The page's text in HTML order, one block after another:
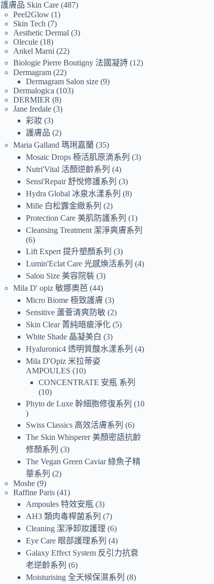
護膚品 Skin Care 487
Peel2Glow 1
Skin Tech
7
Aesthetic Dermal 3
Olecule 18
Ankel Marni
22
Biologie Pierre Boutigny 法國凝詩 12
Dermagram 22
Dermagram Salon size 9
Dermalogica
103
DERMIER
8
Jane Iredale 3
彩妝 3
護膚品
2
Maria Galland 瑪琍嘉蘭 35
Mosaic Drops 極活肌原滴系列
3
Nutri'Vital 活顏逆齡系列
4
Sensi'Repair 舒悅修護系列
3
Hydra Global 冰泉水漾系列
8
Mille 白松露金緻系列
2
Protection Care 美肌防護系列
1
Cleansing Treatment 潔淨爽膚系列
6
Lift Expert 提升塑顏系列
3
Lumin'Eclat Care 光感煥活系列
4
Salon Size 美容院裝 3
Mila D' opiz 敏娜奧芭 44
Micro Biome 極致護膚 3
Sensitive 蘆薈清爽防敏 2
Skin Clear 菁純暗瘡淨化 5
White Shade 晶凝美白
3
Hyaluronic4 透明質酸水漾系列
4
Mila D'Opiz 米拉蒂姿
AMPOULES
10
CONCENTRATE 安瓶 系列
10
Phyto de Luxe 幹細胞修復系列
10
Swiss Classics 高效活膚系列
6
The Skin Whisperer 美顏密語抗齡
修顏系列
3
The Vegan Green Caviar 綠魚子精
華系列
2
Moshe 9
Raffine Paris 41
Ampoules 特效安瓶 3
AH3 類肉毒桿菌系列
7
Cleaning 潔淨卸妝護理 6
Eye Care 眼部護理系列
4
Galaxy Effect System 反引力抗衰
老逆齡系列
6
Moisturising 全天候保濕系列
8